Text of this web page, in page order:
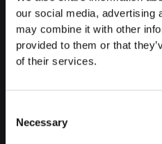
our social media, advertising
may combine it with other
provided to them or that
of their services.
Selection
Necessary
Costituire una Sagl
Costiture una SA
Costituire una succursale